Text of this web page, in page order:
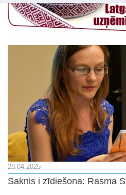
28.04.2025
Saknis i zīdiešona: Rasma